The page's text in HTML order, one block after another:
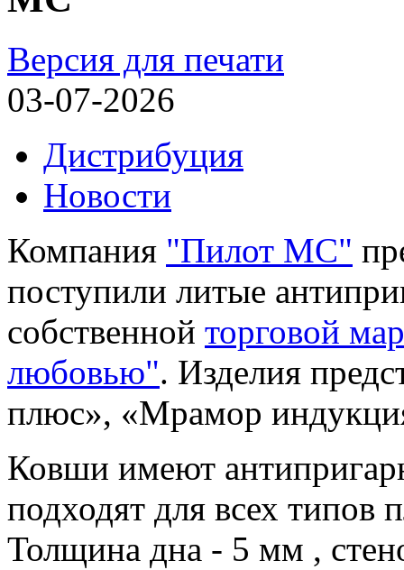
Версия для печати
03-07-2026
Дистрибуция
Новости
Компания "Пилот МС"
поступили литые
собственной торговой
любовью". Изделия
плюс», «Мрамор
Ковши имеют
подходят для всех типов
Толщина дна - 5 мм ,